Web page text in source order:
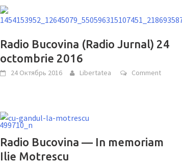
Radio Bucovina (Radio Jurnal) 24
octombrie 2016
24 Октябрь 2016 Libertatea Comment
Radio Bucovina — In memoriam
Ilie Motrescu